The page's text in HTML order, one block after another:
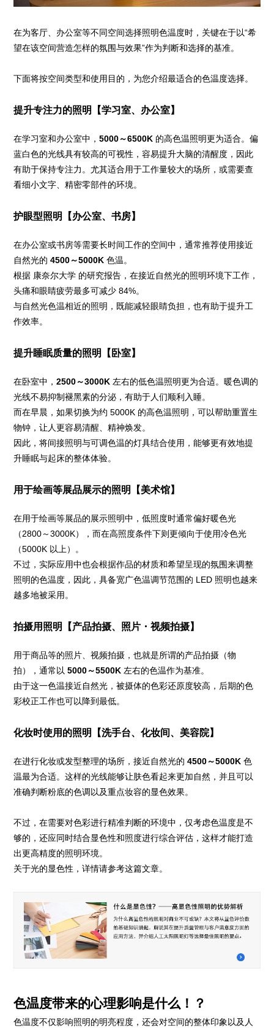
在为客厅、办公室等不同空间选择照明色温度时，关键在于以“希
望在该空间营造怎样的氛围与效果”作为判断和选择的基准。
下面将按空间类型和使用目的，为您介绍最适合的色温度选择。
提升专注力的照明【学习室、办公室】
在学习室和办公室中，5000～6500K 的高色温照明更为适合。偏
蓝白色的光线具有较高的可视性，容易提升大脑的清醒度，因此
有助于保持专注力。尤其适合用于工作量较大的场所，或需要查
看细小文字、精密零部件的环境。
护眼型照明【办公室、书房】
在办公室或书房等需要长时间工作的空间中，通常推荐使用接近
自然光的4500～5000K 色温。
根据 康奈尔大学 的研究报告，在接近自然光的照明环境下工作，
头痛和眼睛疲劳最多可减少 84%。
与自然光色温相近的照明，既能减轻眼睛负担，也有助于提升工
作效率。
提升睡眠质量的照明【卧室】
在卧室中，2500～3000K左右的低色温照明更为合适。暖色调的
光线不易抑制褪黑素的分泌，有助于人们顺利入睡。
而在早晨，如果切换为约 5000K 的高色温照明，可以帮助重置生
物钟，让人更容易清醒、精神焕发。
因此，将间接照明与可调色温的灯具结合使用，能够更有效地提
升睡眠与起床的整体体验。
用于绘画等展品展示的照明【美术馆】
在用于绘画等展品的展示照明中，低照度时通常偏好暖色光
（2800～3000K），而在高照度条件下则更倾向于使用冷色光
（5000K 以上）。
不过，实际应用中也会根据作品的材质和希望呈现的氛围来调整
照明的色温度，因此，具备宽广色温调节范围的 LED 照明也越来
越多地被采用。
拍摄用照明【产品拍摄、照片・视频拍摄】
用于商品等的照片、视频拍摄，也就是所谓的产品拍摄（物
拍），通常以5000～5500K左右的色温作为基准。
由于这一色温接近自然光，被摄体的色彩还原度较高，后期的色
彩校正工作也可以降到最低。
化妆时使用的照明【洗手台、化妆间、美容院】
在进行化妆或发型整理的场所，接近自然光的4500～5000K 色
温最为合适。这样的光线能够让肤色看起来更加自然，并且可以
准确判断粉底的色调以及重点妆容的显色效果。
不过，在需要对色彩进行精准判断的环境中，仅考虑色温度是不
够的，还应同时结合显色性和照度进行综合评估，这样才能打造
出更高精度的照明环境。
关于光的显色性，详情请参考这篇文章。
色温度带来的心理影响是什么！？
色温度不仅影响照明的明亮程度，还会对空间的整体印象以及人